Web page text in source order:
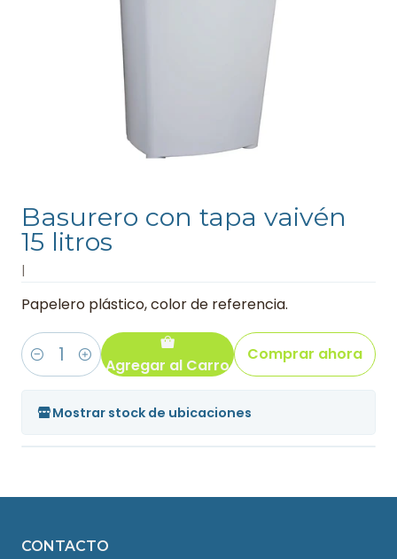
Basurero con tapa vaivén
15 litros
|
Papelero plástico, color de referencia.
Cantidad Agregar al Carro
Comprar ahora
Mostrar stock de ubicaciones
CONTACTO